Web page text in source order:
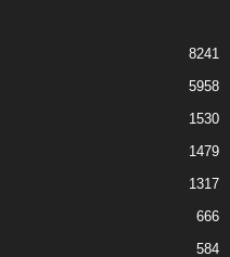
8241
5958
1530
1479
1317
666
584